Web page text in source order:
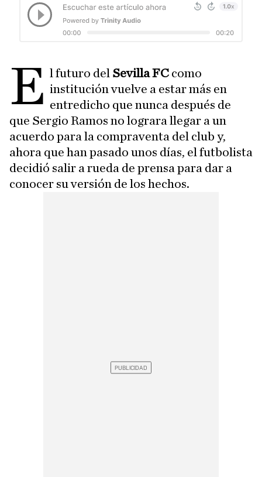
E l futuro del Sevilla FC como
institución vuelve a estar más en
entredicho que nunca después de
que Sergio Ramos no lograra llegar a un
acuerdo para la compraventa del club y,
ahora que han pasado unos días, el futbolista
decidió salir a rueda de prensa para dar a
conocer su versión de los hechos.